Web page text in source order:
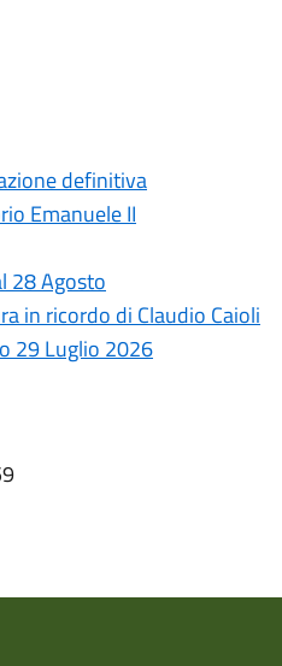
definitiva
Emanuele II
28 Agosto
in ricordo di Claudio Caioli
29 Luglio 2026